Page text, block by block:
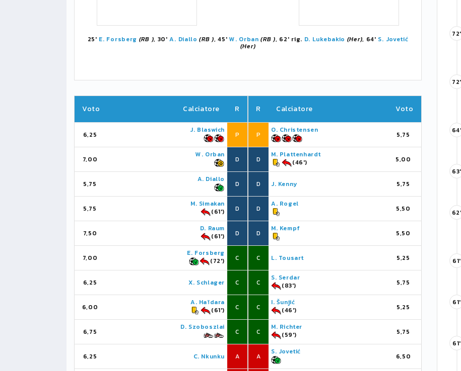
25' E. Forsberg (RB ), 30'A. Diallo (RB ), 45'W. Orban (RB ), 62' rig. D. Lukebakio (Her), 64' S. Jovetić
(Her)
Voto Calciatore R
6,25
J. Blaswich
P
7,00
W. Orban
D
5,75
A. Diallo
D
5,75
M. Simakan
(61')
D
7,50
D. Raum
(61')
D
7,00
E. Forsberg
(72')
C
6,25 X. Schlager C
6,00
A. Haïdara
(61')
C
6,75
D. Szoboszlai
C
6,25 C. Nkunku A
R Calciatore Voto
P
O. Christensen
5,75
D
M. Plattenhardt
(46')
5,00
D J. Kenny 5,75
D
A. Rogel
5,50
D
M. Kempf
5,50
C L. Tousart 5,25
C
S. Serdar
(83')
5,75
C
I. Šunjić
(46')
5,25
C
M. Richter
(59')
5,75
A
S. Jovetić
6,50
72'
72'
64'
63'
62'
61'
61'
61'